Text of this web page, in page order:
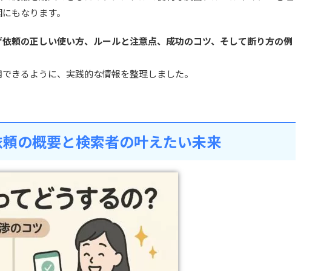
もなります。
頼の正しい使い方、ルールと注意点、成功のコツ、そして断り方の例
きるように、実践的な情報を整理しました。
の概要と検索者の叶えたい未来